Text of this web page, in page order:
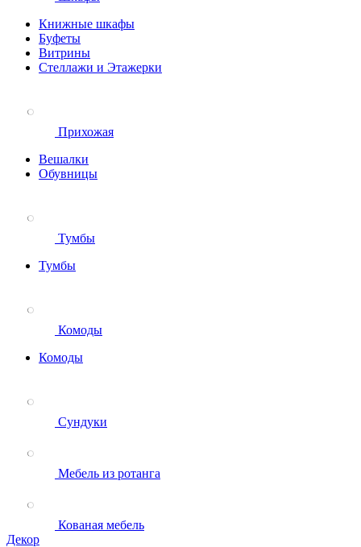
Книжные шкафы
Буфеты
Витрины
Стеллажи и Этажерки
Прихожая
Вешалки
Обувницы
Тумбы
Тумбы
Комоды
Комоды
Сундуки
Мебель из ротанга
Кованая мебель
Декор